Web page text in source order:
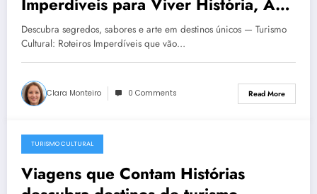
e Sabores em Destinos Inesquecíveis
Descubra segredos, sabores e arte em destinos únicos — Turismo
Cultural: Roteiros Imperdíveis que vão…
Clara Monteiro 0 Comments Read More
December 23, 2025
TURISMO CULTURAL
Viagens que Contam Histórias